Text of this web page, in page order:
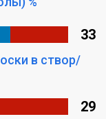
33
в створ/
29